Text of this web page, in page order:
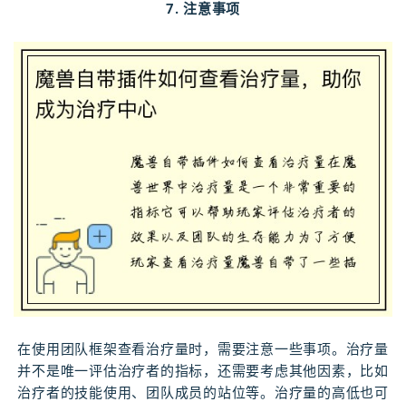
7. 注意事项
在使用团队框架查看治疗量时，需要注意一些事项。治疗量
并不是唯一评估治疗者的指标，还需要考虑其他因素，比如
治疗者的技能使用、团队成员的站位等。治疗量的高低也可